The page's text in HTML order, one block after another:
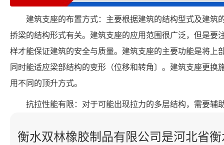
建筑支座的布置方式：主要根据建筑的结构型式及建筑
挢梁的结构形式有关。建筑支座的应用范围很广泛，但是要
样才能保证建筑的安全与质量。建筑支座的主要功能是将上
同时能适应梁部结构的变形（位移和转角〕。建筑支座更换
用不同的顶升方式。
抗拉性能有限：对于可能出现拉力的多层结构，需要辅
衡水双林橡胶制品有限公司是河北省